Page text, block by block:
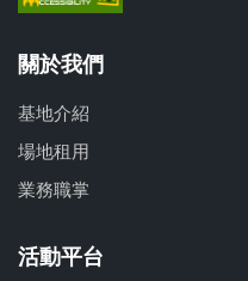
關於我們
基地介紹
場地租用
業務職掌
活動平台